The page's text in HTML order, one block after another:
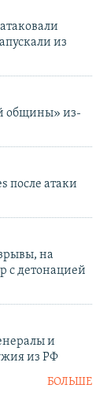
из
общины» из-
после атаки
на
с детонацией
и
из РФ
БОЛЬШЕ